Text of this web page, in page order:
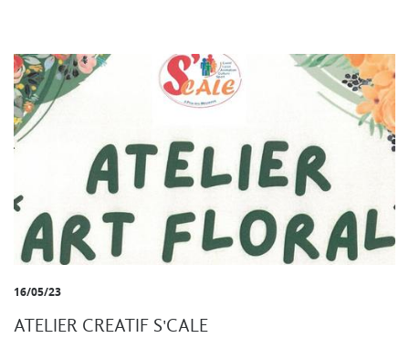
16/05/23
ATELIER CREATIF S'CALE